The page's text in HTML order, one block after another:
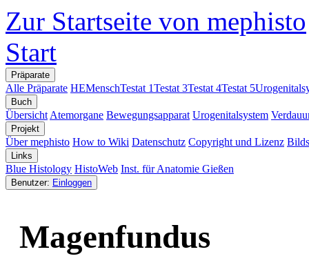
Zur Startseite von mephisto
Start
Präparate
Alle Präparate HEMenschTestat 1Testat 3Testat 4Testat 5
Buch
Übersicht Atemorgane Bewegungsapparat Urogenitalsystem
Projekt
Über mephisto How to Wiki Datenschutz Copyright und Lizenz
Links
Blue Histology HistoWeb Inst. für Anatomie Gießen
Benutzer: Einloggen
Magenfundus